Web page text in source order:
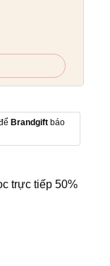
Brandgift báo
trực tiếp 50%